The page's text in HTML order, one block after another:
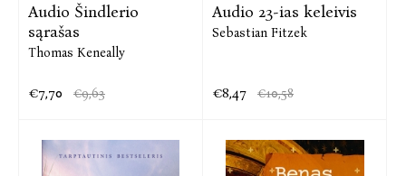
Audio Šindlerio
sąrašas
Thomas Keneally
€7,70 €9,63
Audio 23-ias keleivis
Sebastian Fitzek
€8,47 €10,58